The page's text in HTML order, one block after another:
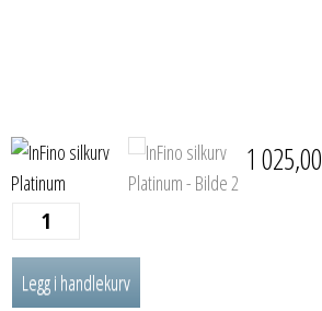
1 025,00
InFino
silkurv
Platinum
Legg i handlekurv